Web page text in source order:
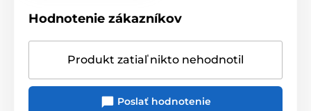
Hodnotenie zákazníkov
Produkt zatiaľ nikto nehodnotil
Poslať hodnotenie